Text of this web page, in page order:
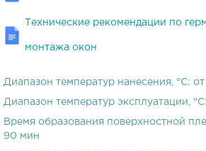
Технические рекомендации по
монтажа окон
Диапазон температур нанесения, °C:
Диапазон температур эксплуатации, °C:
Время образования поверхностной
90 мин